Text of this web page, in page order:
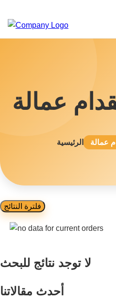
عمالة
الرئيسية عمالة
فلترة النتائج
لا توجد نتائج للبحث
أحدث مقالاتنا